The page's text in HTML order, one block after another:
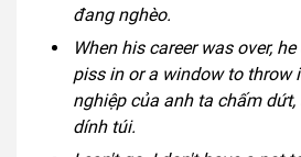
đang nghèo.
When his career was over,
piss in or a window to throw
nghiệp của anh ta chấm
dính túi.